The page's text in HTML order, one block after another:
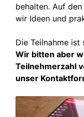
behalten. Auf
wir Ideen und
Die Teilnahme
Wir bitten aber
Teilnehmerzahl
unser